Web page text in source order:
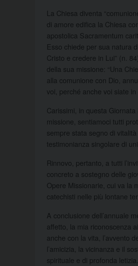
La Chiesa diventa
di amore edifica la Chiesa
apostolica Sacramentum
Esso chiede per sua natura
Cristo e credere in Lui” (n.
della sua missione: “Una
alla comunione con Dio,
voi, perché anche voi siate
Carissimi, in questa
missione, sentiamoci tutti
sempre stata segno di
testimonianza singolare di
Rinnovo, pertanto, a tutti
concreto a sostegno delle
Opere Missionarie, cui va la
catechisti nelle più lontane
A conclusione dell’annuale
affetto, la mia riconoscenza
anche con la vita, l’avvento
l’amicizia, la vicinanza e il
spirituale e di profonda letizia.